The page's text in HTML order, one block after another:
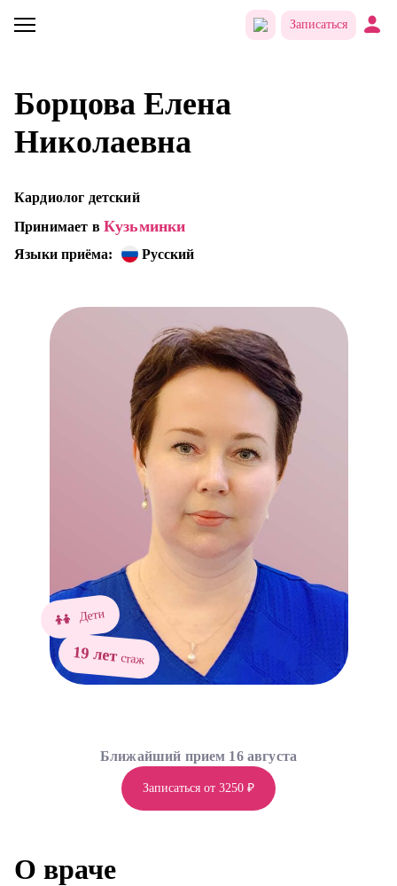
Записаться
Борцова Елена
Николаевна
Кардиолог детский
Принимает в Кузьминки
Языки приёма: Русский
Дети
19 летстаж
Записаться от 3250 ₽
Ближайший прием 16 августа
О враче